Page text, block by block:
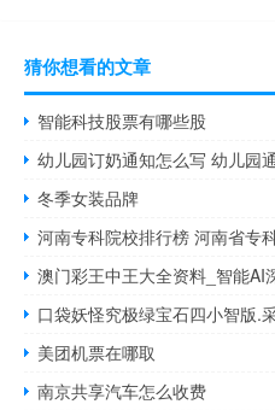
猜你想看的文章
智能科技股票有哪些股
幼儿园订奶通知怎么写 幼儿园
冬季女装品牌
河南专科院校排行榜 河南省专
澳门彩王中王大全资料_智能AI
美团机票在哪取
南京共享汽车怎么收费